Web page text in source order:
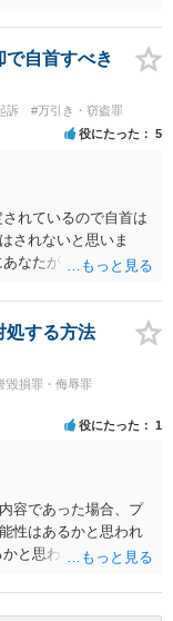
自首すべき
訴 #万引き・窃盗罪
役にたった 5
れているので自首は
されないと思いま
なたがトイレに入
処する方法
毀損罪・侮辱罪
役にたった 1
容であった場合、プ
性はあるかと思われ
と思われますので、